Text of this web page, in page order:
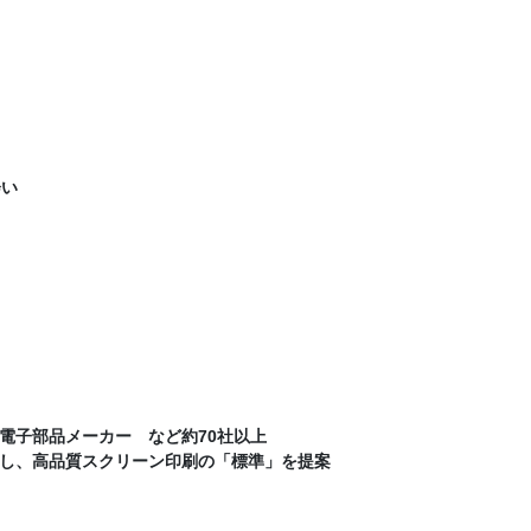
部品メーカー など約70社以上
、高品質スクリーン印刷の「標準」を提案